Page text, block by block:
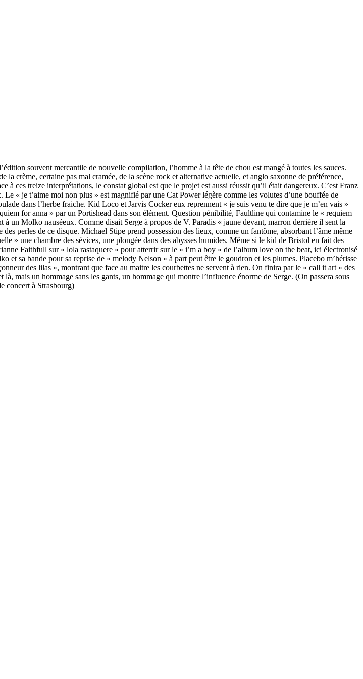
souvent mercantile de nouvelle compilation, l’homme à la tête de chou est mangé à toutes les sauces.
crème, certaine pas mal cramée, de la scène rock et alternative actuelle, et anglo saxonne de préférence,
ces treize interprétations, le constat global est que le projet est aussi réussit qu’il était dangereux. C’est Franz
« je t’aime moi non plus » est magnifié par une Cat Power légère comme les volutes d’une bouffée de
dans l’herbe fraiche. Kid Loco et Jarvis Cocker eux reprennent « je suis venu te dire que je m’en vais »
for anna » par un Portishead dans son élément. Question pénibilité, Faultline qui contamine le « requiem
un Molko nauséeux. Comme disait Serge à propos de V. Paradis « jaune devant, marron derrière il sent la
perles de ce disque. Michael Stipe prend possession des lieux, comme un fantôme, absorbant l’âme même
» une chambre des sévices, une plongée dans des abysses humides. Même si le kid de Bristol en fait des
Faithfull sur « lola rastaquere » pour atterrir sur le « i’m a boy » de l’album love on the beat, ici électronisé
sa bande pour sa reprise de « melody Nelson » à part peut être le goudron et les plumes. Placebo m’hérisse
des lilas », montrant que face au maitre les courbettes ne servent à rien. On finira par le « call it art » des
mais un hommage sans les gants, un hommage qui montre l’influence énorme de Serge. (On passera sous
concert à Strasbourg)